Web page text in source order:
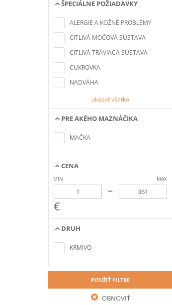
ŠPECIÁLNE POŽIADAVKY
zodpovedajúce kritériám
ALERGIE A KOŽNÉ PROBLÉMY
CITLIVÁ MOČOVÁ SÚSTAVA
CITLIVÁ TRÁVIACA SÚSTAVA
CUKROVKA
NADVÁHA
ukázať všetko
PRE AKÉHO MAZNÁČIKA
zodpovedajúce kritériám
MAČKA
CENA
MIN MAX
–
€
DRUH
zodpovedajúce kritériám
KRMIVO
POUŽIŤ FILTRE
OBNOVIŤ